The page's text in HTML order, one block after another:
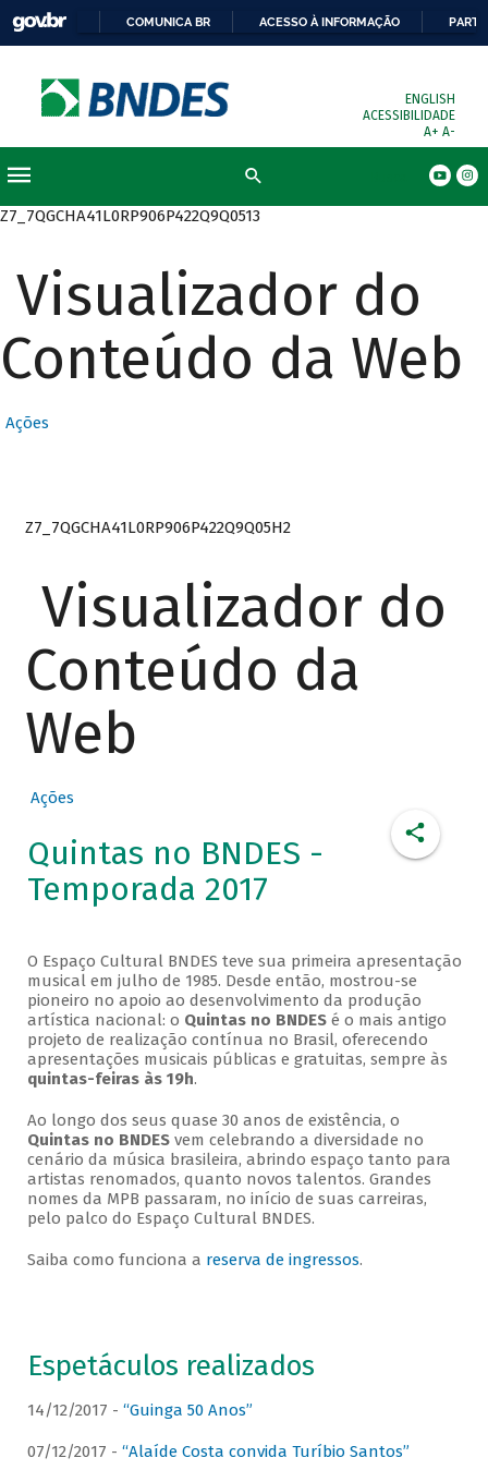
COMUNICA BR ACESSO À INFORMAÇÃO
ENGLISH
ACESSIBILIDADE
A+ A-
Z7_7QGCHA41L0RP906P422Q9Q0513
Visualizador do
Conteúdo da Web
Ações
Z7_7QGCHA41L0RP906P422Q9Q05H2
Visualizador do
Conteúdo da
Web
Ações
Quintas no BNDES -
Temporada 2017
O Espaço Cultural BNDES teve sua primeira apresentação
musical em julho de 1985. Desde então, mostrou-se
pioneiro no apoio ao desenvolvimento da produção
artística nacional: o Quintas no BNDESé o mais antigo
projeto de realização contínua no Brasil, oferecendo
apresentações musicais públicas e gratuitas, sempre às
quintas-feiras às 19h.
Ao longo dos seus quase 30 anos de existência, o
Quintas no BNDESvem celebrando a diversidade no
cenário da música brasileira, abrindo espaço tanto para
artistas renomados, quanto novos talentos. Grandes
nomes da MPB passaram, no início de suas carreiras,
pelo palco do Espaço Cultural BNDES.
Saiba como funciona a reserva de ingressos.
Espetáculos realizados
14/12/2017 - “Guinga 50 Anos”
07/12/2017 - “Alaíde Costa convida Turíbio Santos”